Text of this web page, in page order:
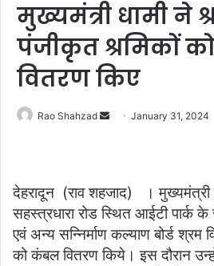
मुख्यमंत्री धामी ने
पंजीकृत श्रमिकों
वितरण किए
Rao Shahzad
SendJanuary 31, 2024
देहरादून (राव शहजाद) । मुख्यमंत्री
सहस्त्रधारा रोड स्थित आईटी पार्क
एवं अन्य सन्निर्माण कल्याण बोर्ड श्रम
को कंबल वितरण किये। इस दौरान